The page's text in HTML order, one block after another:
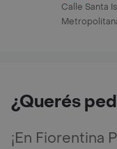
Calle Santa
¿Querés
¡En Fiorentina